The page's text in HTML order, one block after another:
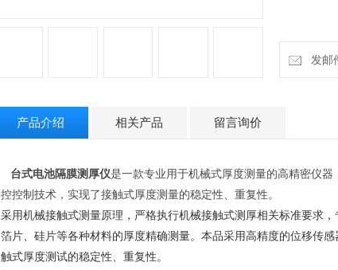
发邮
产品介绍 相关产品 留言询价
台式电池隔膜测厚仪是一款专业用于机械式厚度测量的高精密仪
控控制技术，实现了接触式厚度测量的稳定性、重复性。
采用机械接触式测量原理，严格执行机械接触式测厚相关标准要求
箔片、硅片等各种材料的厚度精确测量。本品采用高精度的位移传
触式厚度测试的稳定性、重复性。